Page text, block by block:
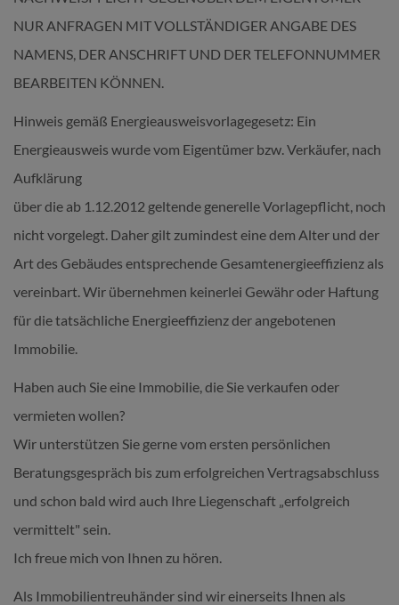
NUR ANFRAGEN MIT VOLLSTÄNDIGER ANGABE DES
NAMENS, DER ANSCHRIFT UND DER TELEFONNUMMER
BEARBEITEN KÖNNEN.
Hinweis gemäß Energieausweisvorlagegesetz: Ein
Energieausweis wurde vom Eigentümer bzw. Verkäufer, nach
Aufklärung
über die ab 1.12.2012 geltende generelle Vorlagepflicht, noch
nicht vorgelegt. Daher gilt zumindest eine dem Alter und der
Art des Gebäudes entsprechende Gesamtenergieeffizienz als
vereinbart. Wir übernehmen keinerlei Gewähr oder Haftung
für die tatsächliche Energieeffizienz der angebotenen
Immobilie.
Haben auch Sie eine Immobilie, die Sie verkaufen oder
vermieten wollen?
Wir unterstützen Sie gerne vom ersten persönlichen
Beratungsgespräch bis zum erfolgreichen Vertragsabschluss
und schon bald wird auch Ihre Liegenschaft „erfolgreich
vermittelt" sein.
Ich freue mich von Ihnen zu hören.
Als Immobilientreuhänder sind wir einerseits Ihnen als